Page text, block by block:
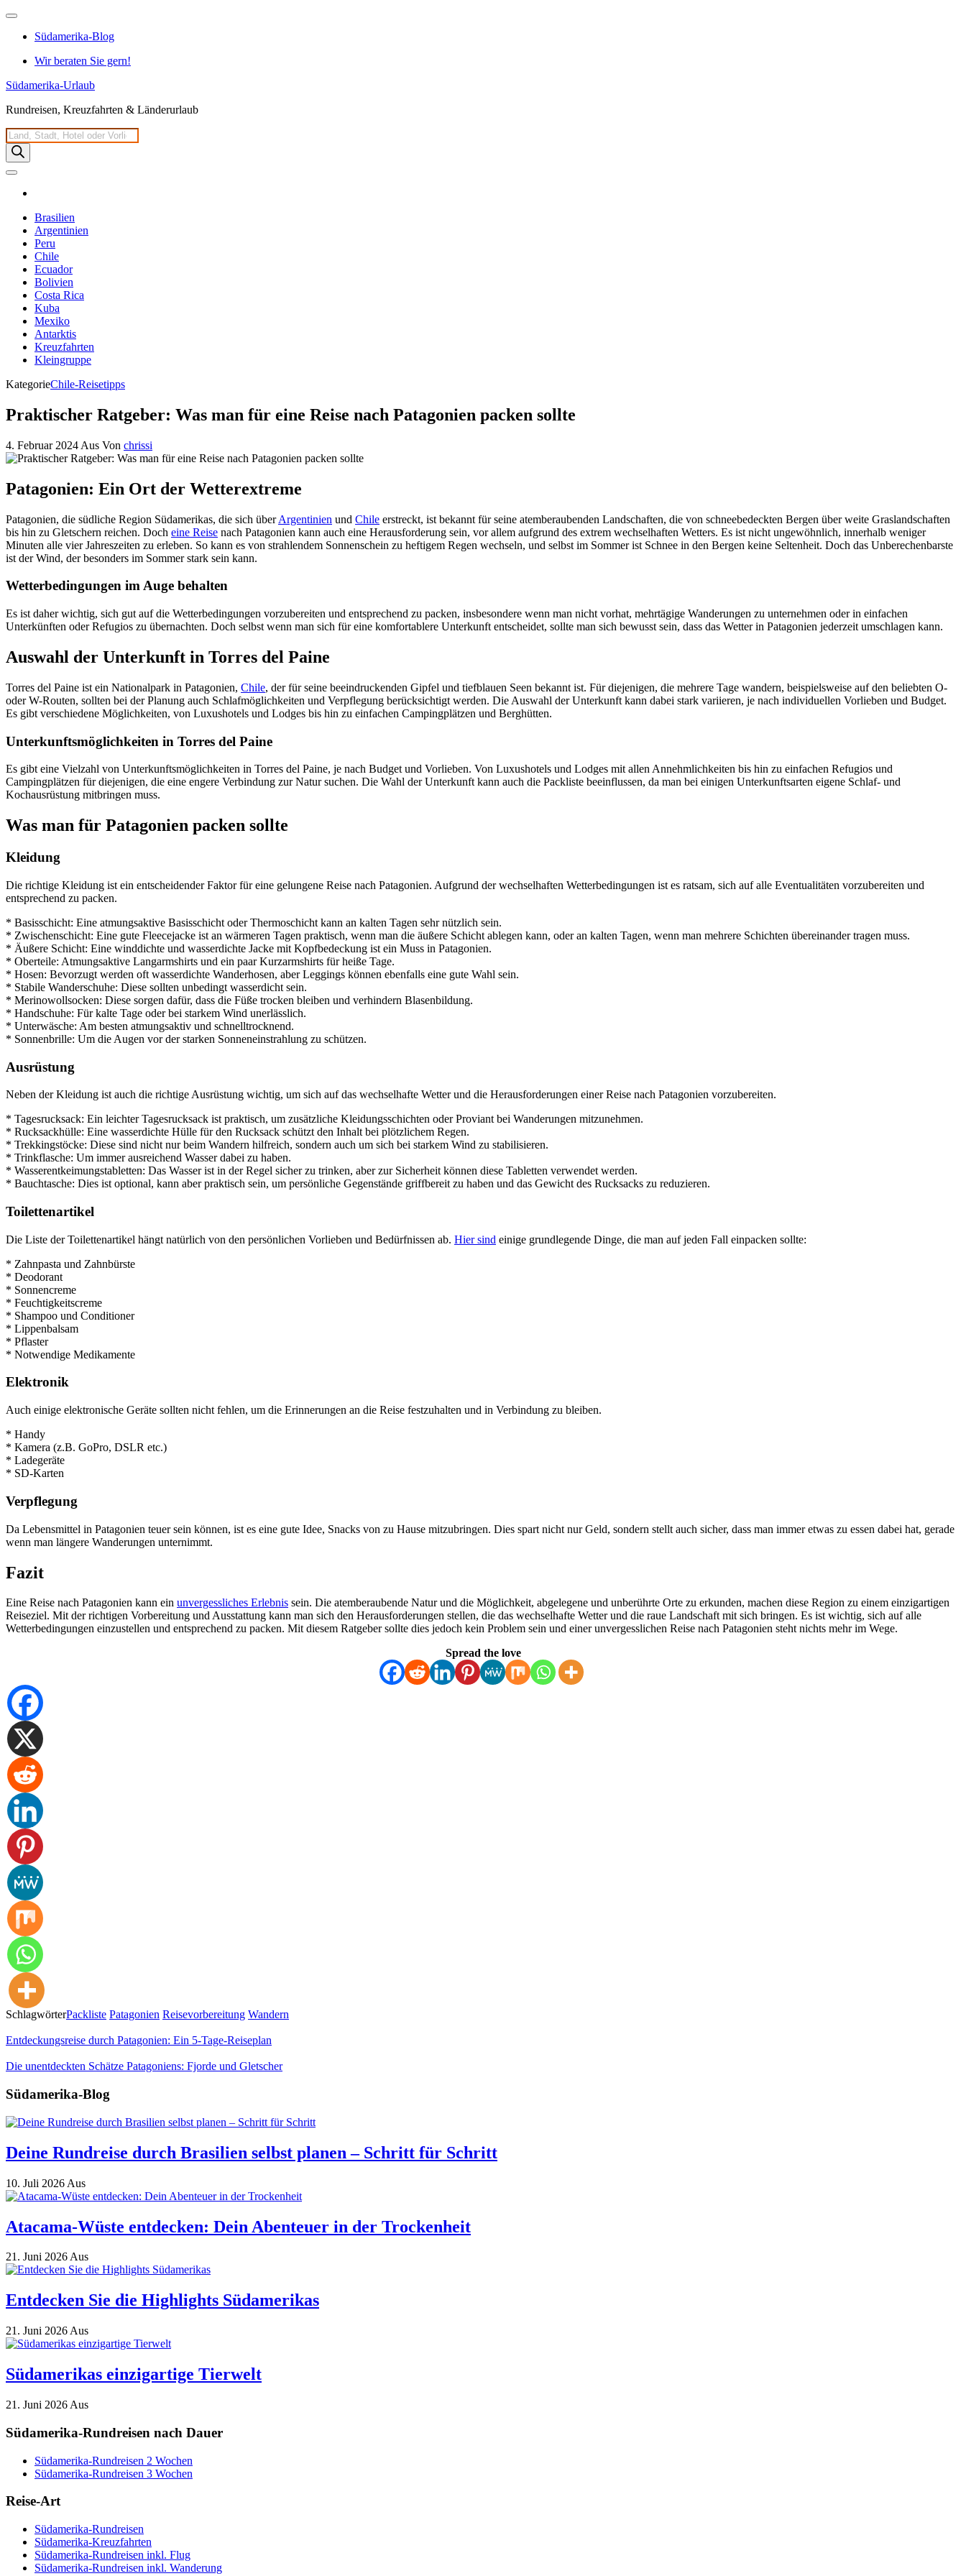
Zum
springenSüdamerika-Blog
Wir beraten Sie gern!
Südamerika-Urlaub
Rundreisen, Kreuzfahrten & Länderurlaub
Products
search
Brasilien
Argentinien
Peru
Chile
Ecuador
Bolivien
Costa Rica
Kuba
Mexiko
Antarktis
Kreuzfahrten
Kleingruppe
KategorieChile-Reisetipps
Praktischer Ratgeber: Was man für eine Reise nach Patagonien packen sollte
4. Februar 2024 Aus Von chrissi
Patagonien: Ein Ort der Wetterextreme
Patagonien, die südliche Region Südamerikas, die sich überArgentinien und Chile erstreckt, ist bekannt für seine atemberaubenden Landschaften, die von schneebedeckten Bergen über weite Graslandschaften
bis hin zu Gletschern reichen. Doch eine Reise nach Patagonien kann auch eine Herausforderung sein, vor allem aufgrund des extrem wechselhaften Wetters. Es ist nicht ungewöhnlich, innerhalb weniger
Minuten alle vier Jahreszeiten zu erleben. So kann es von strahlendem Sonnenschein zu heftigem Regen wechseln, und selbst im Sommer ist Schnee in den Bergen keine Seltenheit. Doch das Unberechenbarste
ist der Wind, der besonders im Sommer stark sein kann.
Wetterbedingungen im Auge behalten
Es ist daher wichtig, sich gut auf die Wetterbedingungen vorzubereiten und entsprechend zu packen, insbesondere wenn man nicht vorhat, mehrtägige Wanderungen zu unternehmen oder in einfachen
Unterkünften oder Refugios zu übernachten. Doch selbst wenn man sich für eine komfortablere Unterkunft entscheidet, sollte man sich bewusst sein, dass das Wetter in Patagonien jederzeit umschlagen kann.
Auswahl der Unterkunft in Torres del Paine
Torres del Paine ist ein Nationalpark in Patagonien, Chile, der für seine beeindruckenden Gipfel und tiefblauen Seen bekannt ist. Für diejenigen, die mehrere Tage wandern, beispielsweise auf den beliebten O-
oder W-Routen, sollten bei der Planung auch Schlafmöglichkeiten und Verpflegung berücksichtigt werden. Die Auswahl der Unterkunft kann dabei stark variieren, je nach individuellen Vorlieben und Budget.
Es gibt verschiedene Möglichkeiten, von Luxushotels und Lodges bis hin zu einfachen Campingplätzen und Berghütten.
Unterkunftsmöglichkeiten in Torres del Paine
Es gibt eine Vielzahl von Unterkunftsmöglichkeiten in Torres del Paine, je nach Budget und Vorlieben. Von Luxushotels und Lodges mit allen Annehmlichkeiten bis hin zu einfachen Refugios und
Campingplätzen für diejenigen, die eine engere Verbindung zur Natur suchen. Die Wahl der Unterkunft kann auch die Packliste beeinflussen, da man bei einigen Unterkunftsarten eigene Schlaf- und
Kochausrüstung mitbringen muss.
Was man für Patagonien packen sollte
Kleidung
Die richtige Kleidung ist ein entscheidender Faktor für eine gelungene Reise nach Patagonien. Aufgrund der wechselhaften Wetterbedingungen ist es ratsam, sich auf alle Eventualitäten vorzubereiten und
entsprechend zu packen.
* Basisschicht: Eine atmungsaktive Basisschicht oder Thermoschicht kann an kalten Tagen sehr nützlich sein.
* Zwischenschicht: Eine gute Fleecejacke ist an wärmeren Tagen praktisch, wenn man die äußere Schicht ablegen kann, oder an kalten Tagen, wenn man mehrere Schichten übereinander tragen muss.
* Äußere Schicht: Eine winddichte und wasserdichte Jacke mit Kopfbedeckung ist ein Muss in Patagonien.
* Oberteile: Atmungsaktive Langarmshirts und ein paar Kurzarmshirts für heiße Tage.
* Hosen: Bevorzugt werden oft wasserdichte Wanderhosen, aber Leggings können ebenfalls eine gute Wahl sein.
* Stabile Wanderschuhe: Diese sollten unbedingt wasserdicht sein.
* Merinowollsocken: Diese sorgen dafür, dass die Füße trocken bleiben und verhindern Blasenbildung.
* Handschuhe: Für kalte Tage oder bei starkem Wind unerlässlich.
* Unterwäsche: Am besten atmungsaktiv und schnelltrocknend.
* Sonnenbrille: Um die Augen vor der starken Sonneneinstrahlung zu schützen.
Ausrüstung
Neben der Kleidung ist auch die richtige Ausrüstung wichtig, um sich auf das wechselhafte Wetter und die Herausforderungen einer Reise nach Patagonien vorzubereiten.
* Tagesrucksack: Ein leichter Tagesrucksack ist praktisch, um zusätzliche Kleidungsschichten oder Proviant bei Wanderungen mitzunehmen.
* Rucksackhülle: Eine wasserdichte Hülle für den Rucksack schützt den Inhalt bei plötzlichem Regen.
* Trekkingstöcke: Diese sind nicht nur beim Wandern hilfreich, sondern auch um sich bei starkem Wind zu stabilisieren.
* Trinkflasche: Um immer ausreichend Wasser dabei zu haben.
* Wasserentkeimungstabletten: Das Wasser ist in der Regel sicher zu trinken, aber zur Sicherheit können diese Tabletten verwendet werden.
* Bauchtasche: Dies ist optional, kann aber praktisch sein, um persönliche Gegenstände griffbereit zu haben und das Gewicht des Rucksacks zu reduzieren.
Toilettenartikel
Die Liste der Toilettenartikel hängt natürlich von den persönlichen Vorlieben und Bedürfnissen ab. Hier sind einige grundlegende Dinge, die man auf jeden Fall einpacken sollte:
* Zahnpasta und Zahnbürste
* Deodorant
* Sonnencreme
* Feuchtigkeitscreme
* Shampoo und Conditioner
* Lippenbalsam
* Pflaster
* Notwendige Medikamente
Elektronik
Auch einige elektronische Geräte sollten nicht fehlen, um die Erinnerungen an die Reise festzuhalten und in Verbindung zu bleiben.
* Handy
* Kamera (z.B. GoPro, DSLR etc.)
* Ladegeräte
* SD-Karten
Verpflegung
Da Lebensmittel in Patagonien teuer sein können, ist es eine gute Idee, Snacks von zu Hause mitzubringen. Dies spart nicht nur Geld, sondern stellt auch sicher, dass man immer etwas zu essen dabei hat, gerade
wenn man längere Wanderungen unternimmt.
Fazit
Eine Reise nach Patagonien kann ein unvergessliches Erlebnis sein. Die atemberaubende Natur und die Möglichkeit, abgelegene und unberührte Orte zu erkunden, machen diese Region zu einem einzigartigen
Reiseziel. Mit der richtigen Vorbereitung und Ausstattung kann man sich den Herausforderungen stellen, die das wechselhafte Wetter und die raue Landschaft mit sich bringen. Es ist wichtig, sich auf alle
Wetterbedingungen einzustellen und entsprechend zu packen. Mit diesem Ratgeber sollte dies jedoch kein Problem sein und einer unvergesslichen Reise nach Patagonien steht nichts mehr im Wege.
Spread the love
SchlagwörterPackliste Patagonien Reisevorbereitung Wandern
Entdeckungsreise durch Patagonien: Ein 5-Tage-Reiseplan
Die unentdeckten Schätze Patagoniens: Fjorde und Gletscher
Südamerika-Blog
Deine Rundreise durch Brasilien selbst planen – Schritt für Schritt
10. Juli 2026 Aus
Atacama-Wüste entdecken: Dein Abenteuer in der Trockenheit
21. Juni 2026Aus
Entdecken Sie die Highlights Südamerikas
21. Juni 2026 Aus
Südamerikas einzigartige Tierwelt
21. Juni 2026 Aus
Südamerika-Rundreisen nach Dauer
Südamerika-Rundreisen 2 Wochen
Südamerika-Rundreisen 3 Wochen
Reise-Art
Südamerika-Rundreisen
Südamerika-Kreuzfahrten
Südamerika-Rundreisen inkl. Flug
Südamerika-Rundreisen inkl. Wanderung